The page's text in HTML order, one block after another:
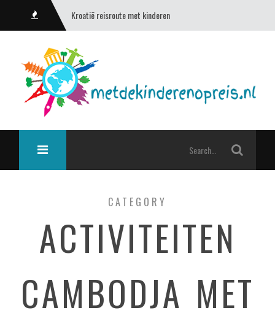
Kroatië reisroute met kinderen
CATEGORY
ACTIVITEITEN
CAMBODJA MET